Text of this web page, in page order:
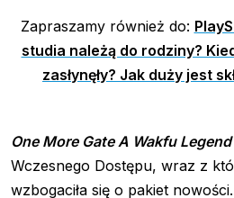
Zapraszamy również do:
studia należą do rodziny?
zasłynęły? Jak duży jest
One More Gate A Wakfu Legend
Wczesnego Dostępu, wraz z
wzbogaciła się o pakiet